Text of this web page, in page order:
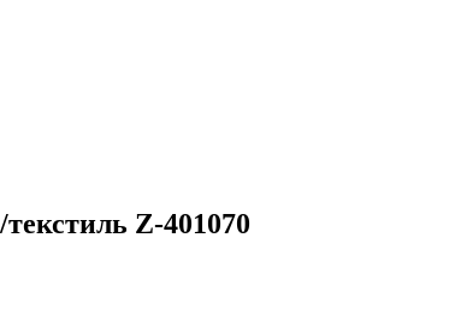
Z-401070